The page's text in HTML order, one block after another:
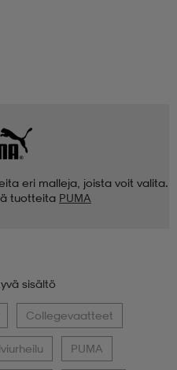
eri malleja, joista voit valita.
tuotteita PUMA
sisältö
Collegevaatteet
PUMA